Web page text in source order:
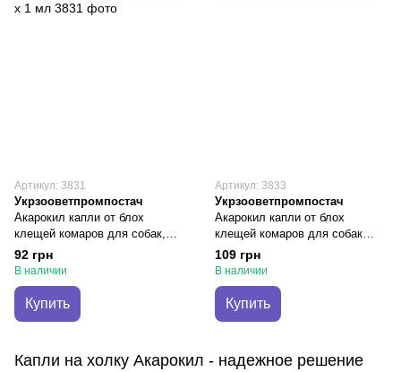
Капли на холку Акарокил - надежное решение
Артикул: 3831
Укрзооветпромпостач
Акарокил капли от блох
клещей комаров для собак,
щенков весом от 2 до 10 кг,
кошек свыше 5 кг, 1 пипетка х 1
92 грн
В наличии
Купить
Артикул: 3833
Укрзооветпромпостач
Акарокил капли от блох
клещей комаров для собак
щенков весом от 20 до 40 кг, 1
пипетка х 4 мл
109 грн
В наличии
Купить